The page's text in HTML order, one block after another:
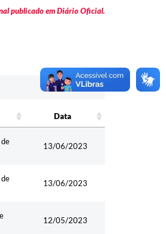
publicado em Diário Oficial.
Data
13/06/2023
13/06/2023
12/05/2023